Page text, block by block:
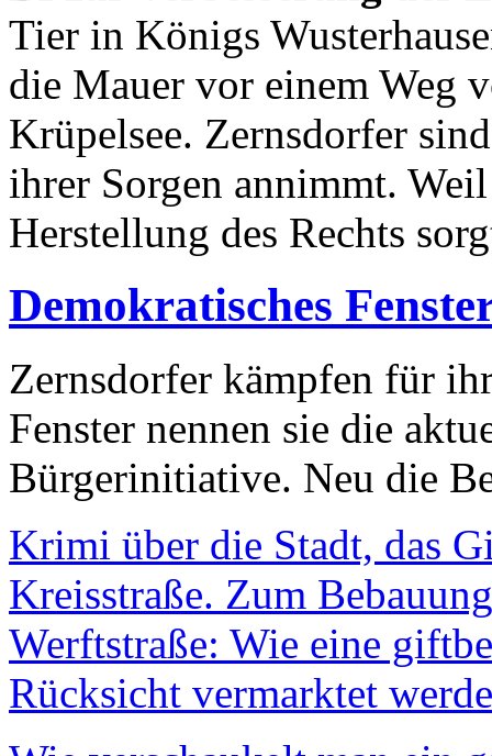
Tier in Königs
die Mauer vor einem Weg
Krüpelsee. Zernsdorfer
ihrer Sorgen annimmt.
Herstellung des Rechts
Demokratisches
Zernsdorfer kämpfen für
Fenster nennen sie die
Bürgerinitiative. Neu die
Krimi über die Stadt, das
Kreisstraße. Zum
Werftstraße: Wie eine
Rücksicht vermarktet